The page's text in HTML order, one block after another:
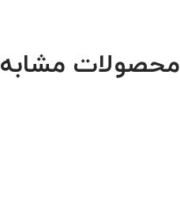
محصولات مشابه